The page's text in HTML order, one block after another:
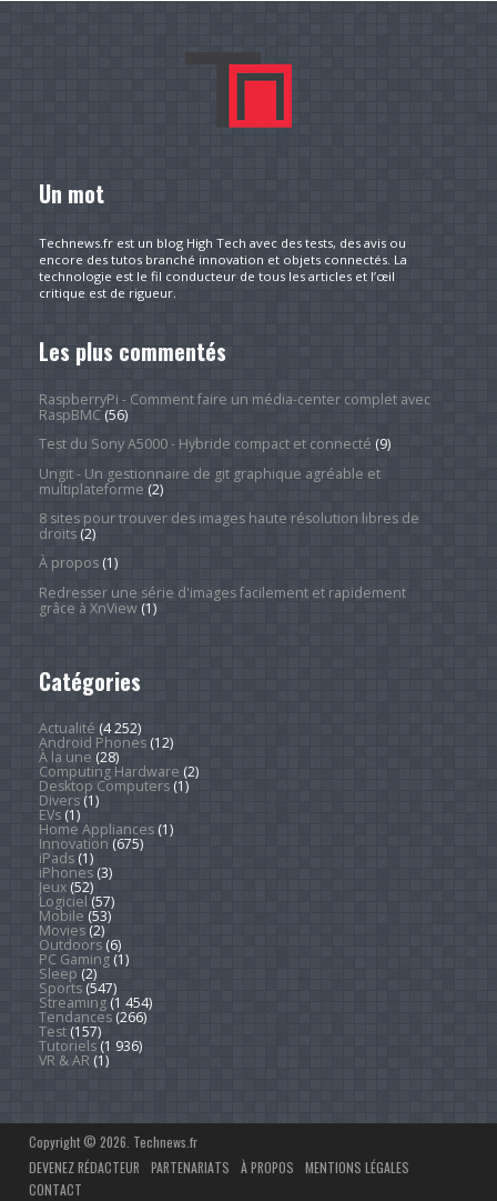
Un mot
Technews.fr est un blog High Tech avec des tests, des avis ou
encore des tutos branché innovation et objets connectés. La
technologie est le fil conducteur de tous les articles et l’œil
critique est de rigueur.
Les plus commentés
RaspberryPi - Comment faire un média-center complet avec
RaspBMC(56)
Test du Sony A5000 - Hybride compact et connecté (9)
Ungit - Un gestionnaire de git graphique agréable et
multiplateforme (2)
8 sites pour trouver des images haute résolution libres de
droits(2)
À propos(1)
Redresser une série d'images facilement et rapidement
grâce à XnView(1)
Catégories
Actualité (4 252)
Android Phones(12)
À la une (28)
Computing Hardware (2)
Desktop Computers(1)
Divers(1)
EVs(1)
Home Appliances(1)
Innovation (675)
iPads(1)
iPhones(3)
Jeux(52)
Logiciel (57)
Mobile (53)
Movies(2)
Outdoors(6)
PC Gaming(1)
Sleep (2)
Sports(547)
Streaming(1 454)
Tendances(266)
Test(157)
Tutoriels(1 936)
VR & AR(1)
Copyright © 2026. Technews.fr
DEVENEZ RÉDACTEUR
PARTENARIATS À PROPOS
MENTIONS LÉGALES
CONTACT